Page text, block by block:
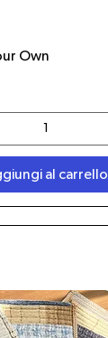
Own
al carrello